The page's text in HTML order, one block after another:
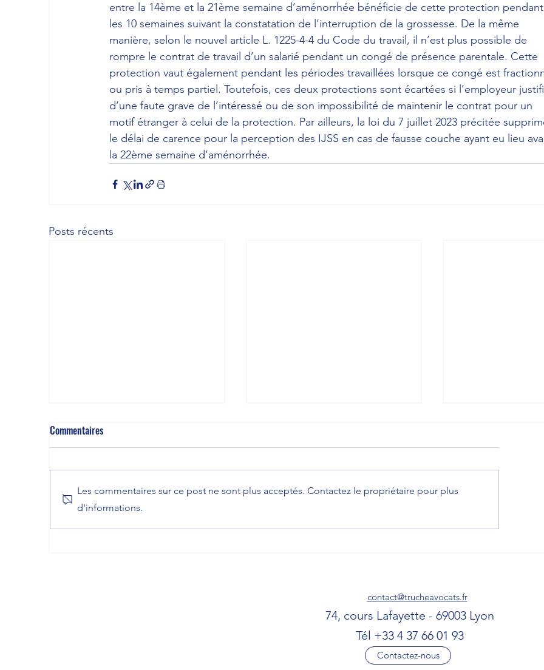
entre la 14ème et la 21ème semaine d’aménorrhée bénéficie de cette protection
les 10 semaines suivant la constatation de l’interruption de la grossesse. De la même
manière, selon le nouvel article L. 1225-4-4 du Code du travail , il n’est plus possible de
rompre le contrat de travail d’un salarié pendant un congé de présence parentale. Cette
protection vaut également pendant les périodes travaillées lorsque ce congé est
ou pris à temps partiel. Toutefois, ces deux protections sont écartées si l’employeur
d’une faute grave de l’intéressé ou de son impossibilité de maintenir le contrat pour un
motif étranger à celui de la protection. Par ailleurs, la loi du 7 juillet 2023 précitée
le délai de carence pour la perception des IJSS en cas de fausse couche ayant eu lieu
la 22ème semaine d’aménorrhée.
Posts récents
Commentaires
Les commentaires sur ce post ne sont plus acceptés. Contactez le propriétaire pour plus
d'informations.
contact@trucheavocats.fr
74, cours Lafayette - 69003 Lyon
Tél +33 4 37 66 01 93
Contactez-nous